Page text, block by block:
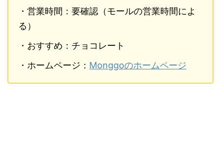
・営業時間：要確認（モールの営業時間によ
る）
・おすすめ：チョコレート
・ホームページ： Monggoのホームページ